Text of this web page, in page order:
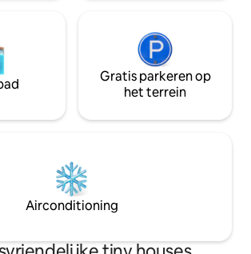
Gratis parkeren op
het terrein
Airconditioning